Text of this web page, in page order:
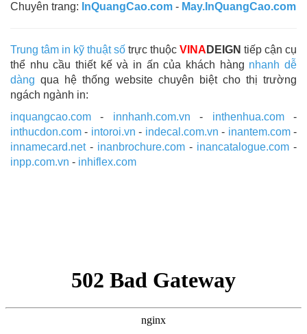
Chuyên trang: InQuangCao.com - May.InQuangCao.com
Trung tâm in kỹ thuật số trực thuộc VINA DEIGN tiếp cận cụ
thể nhu cầu thiết kế và in ấn của khách hàng nhanh dễ
dàng qua hệ thống website chuyên biệt cho thị trường
ngách ngành in:
inquangcao.com - innhanh.com.vn - inthenhua.com-
inthucdon.com - intoroi.vn - indecal.com.vn - inantem.com-
innamecard.net- inanbrochure.com - inancatalogue.com -
inpp.com.vn - inhiflex.com